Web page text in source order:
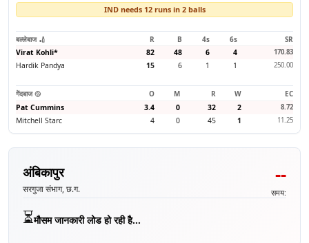
IND needs 12 runs in 2 balls
बल्लेबाज 🏏 R B 4s 6s
SR
Virat Kohli* 82 48 6 4 170.83
Hardik Pandya 15 6 1 1 250.00
गेंदबाज 🥎 O M R W
EC
Pat Cummins
3.4 0 32 2 8.72
Mitchell Starc 4 0 45 1 11.25
अंबिकापुर
सरगुजा संभाग, छ.ग.
--
समय:
⏳मौसम जानकारी लोड हो रही है...